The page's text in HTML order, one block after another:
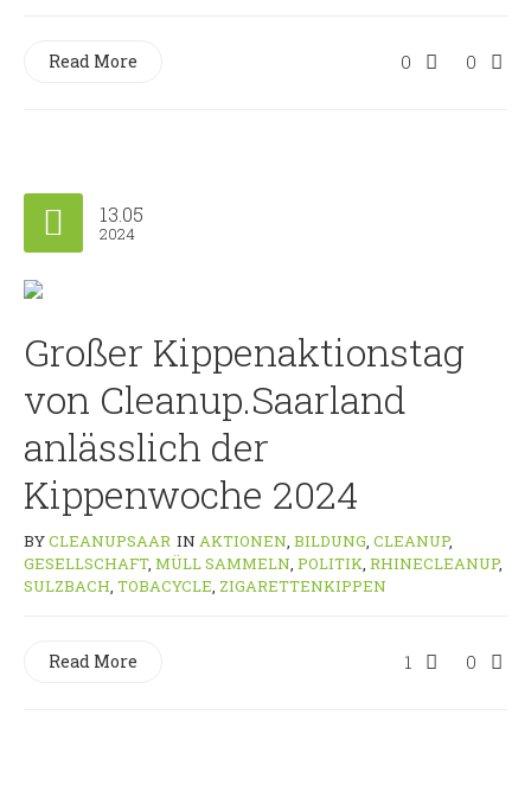
0 0
Read More
13.05
2024
Großer Kippenaktionstag
von Cleanup.Saarland
anlässlich der
Kippenwoche 2024
BYCLEANUPSAAR IN AKTIONEN, BILDUNG, CLEANUP,
GESELLSCHAFT, MÜLL SAMMELN, POLITIK, RHINECLEANUP,
SULZBACH, TOBACYCLE, ZIGARETTENKIPPEN
1 0
Read More